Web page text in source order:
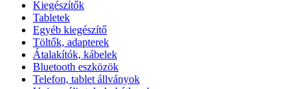
Kiegészítők
Tabletek
Egyéb kiegészítő
Töltők, adapterek
Átalakítók, kábelek
Bluetooth eszközök
Telefon, tablet állványok